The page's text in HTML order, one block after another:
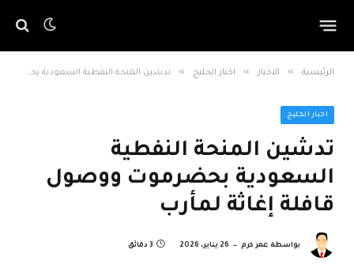
الرئيسية » الاخبار » اخبار الخليج » تدشين المنحة النفطية السعودية بحضرموت ووصول قافلة إغاثة لمأرب
اخبار الخليج
تدشين المنحة النفطية
السعودية بحضرموت ووصول
قافلة إغاثة لمأرب
بواسطة عمر كرم 26 يناير، 2026 3 دقائق